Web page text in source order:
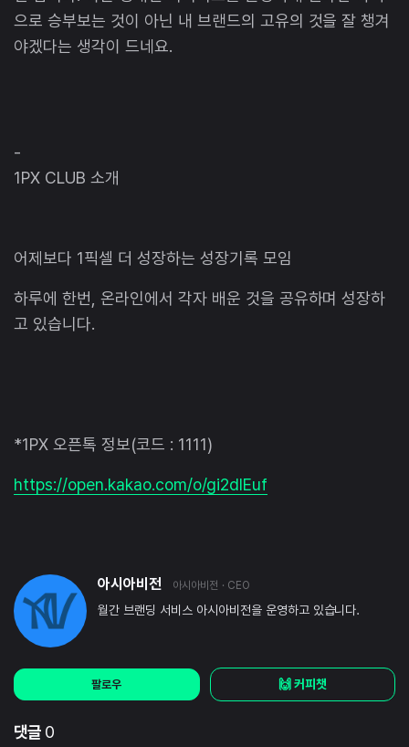
으로 승부보는 것이 아닌 내 브랜드의 고유의 것을 잘 챙겨
야겠다는 생각이 드네요.
-
1PX CLUB 소개
어제보다 1픽셀 더 성장하는 성장기록 모임
하루에 한번, 온라인에서 각자 배운 것을 공유하며 성장하
고 있습니다.
*1PX 오픈톡 정보(코드 : 1111)
https://open.kakao.com/o/gi2dlEuf
아시아비전 아시아비전 · CEO
월간 브랜딩 서비스 아시아비전을 운영하고 있습니다.
팔로우 🙌 커피챗
댓글 0